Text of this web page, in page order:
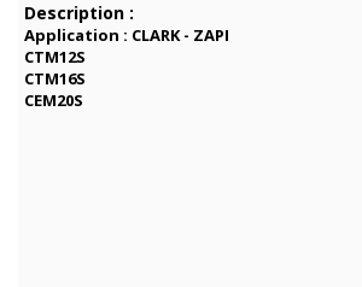
Description :
Application : CLARK - ZAPI
CTM12S
CTM16S
CEM20S